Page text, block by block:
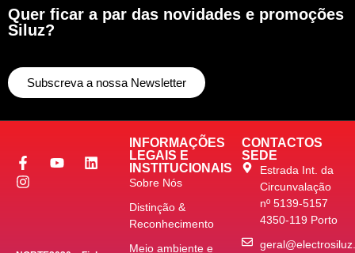
Quer ficar a par das novidades e promoções
Siluz?
Subscreva a nossa Newsletter
INFORMAÇÕES
LEGAIS E
INSTITUCIONAIS
Sobre Nós
Distinção &
Reconhecimento
Meio ambiente e
CONTACTOS
SEDE
Estrada Int. da
Circunvalação
nº 5139-5157
4350-119 Porto